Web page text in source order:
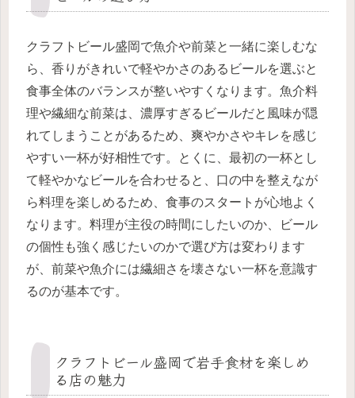
クラフトビール盛岡で魚介や前菜と一緒に楽しむな
ら、香りがきれいで軽やかさのあるビールを選ぶと
食事全体のバランスが整いやすくなります。魚介料
理や繊細な前菜は、濃厚すぎるビールだと風味が隠
れてしまうことがあるため、爽やかさやキレを感じ
やすい一杯が好相性です。とくに、最初の一杯とし
て軽やかなビールを合わせると、口の中を整えなが
ら料理を楽しめるため、食事のスタートが心地よく
なります。料理が主役の時間にしたいのか、ビール
の個性も強く感じたいのかで選び方は変わります
が、前菜や魚介には繊細さを壊さない一杯を意識す
るのが基本です。
クラフトビール盛岡で岩手食材を楽しめ
る店の魅力